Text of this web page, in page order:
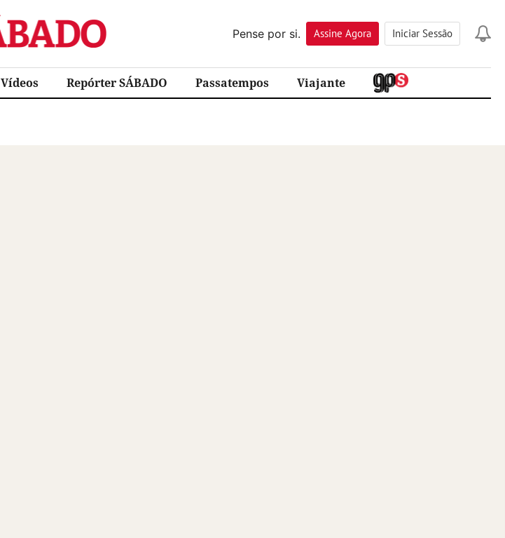
Pense por si.
Assine Agora Iniciar Sessão
Vídeos Repórter SÁBADO Passatempos Viajante